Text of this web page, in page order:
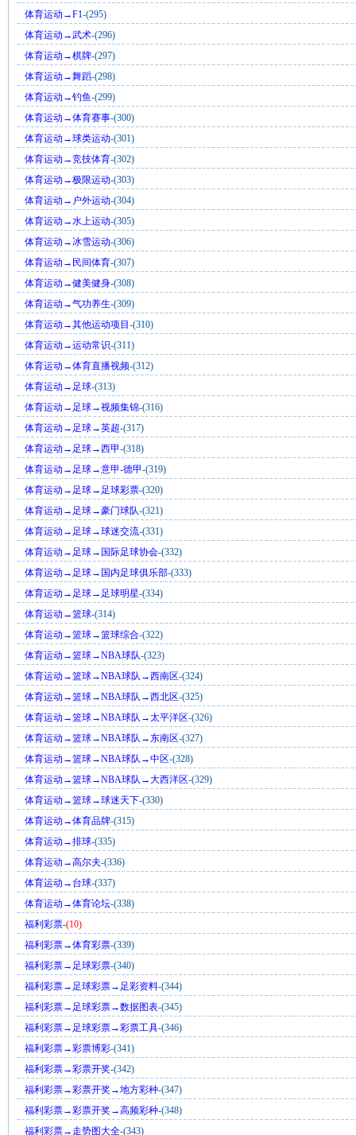
体育运动→F1-(295)
体育运动→武术-(296)
体育运动→棋牌-(297)
体育运动→舞蹈-(298)
体育运动→钓鱼-(299)
体育运动→体育赛事-(300)
体育运动→球类运动-(301)
体育运动→竞技体育-(302)
体育运动→极限运动-(303)
体育运动→户外运动-(304)
体育运动→水上运动-(305)
体育运动→冰雪运动-(306)
体育运动→民间体育-(307)
体育运动→健美健身-(308)
体育运动→气功养生-(309)
体育运动→其他运动项目 -(310)
体育运动→运动常识-(311)
体育运动→体育直播视频-(312)
体育运动→足球-(313)
体育运动→足球→视频集锦-(316)
体育运动→足球→英超-(317)
体育运动→足球→西甲-(318)
体育运动→足球→意甲-德甲-(319)
体育运动→足球→足球彩票-(320)
体育运动→足球→豪门球队-(321)
体育运动→足球→球迷交流-(331)
体育运动→足球→国际足球协会-(332)
体育运动→足球→国内足球俱乐部-(333)
体育运动→足球→足球明星-(334)
体育运动→篮球-(314)
体育运动→篮球→篮球综合-(322)
体育运动→篮球→NBA球队-(323)
体育运动→篮球→NBA球队→西南区-(324)
体育运动→篮球→NBA球队→西北区-(325)
体育运动→篮球→NBA球队→太平洋区-(326)
体育运动→篮球→NBA球队→东南区-(327)
体育运动→篮球→NBA球队→中区-(328)
体育运动→篮球→NBA球队→大西洋区-(329)
体育运动→篮球→球迷天下-(330)
体育运动→体育品牌-(315)
体育运动→排球-(335)
体育运动→高尔夫-(336)
体育运动→台球-(337)
体育运动→体育论坛-(338)
福利彩票-(10)
福利彩票→体育彩票-(339)
福利彩票→足球彩票-(340)
福利彩票→足球彩票→足彩资料-(344)
福利彩票→足球彩票→数据图表-(345)
福利彩票→足球彩票→彩票工具-(346)
福利彩票→彩票博彩-(341)
福利彩票→彩票开奖-(342)
福利彩票→彩票开奖→地方彩种-(347)
福利彩票→彩票开奖→高频彩种-(348)
福利彩票→走势图大全-(343)